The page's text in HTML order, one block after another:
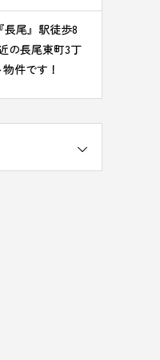
長尾』駅徒歩8
の長尾東町3丁
件です！